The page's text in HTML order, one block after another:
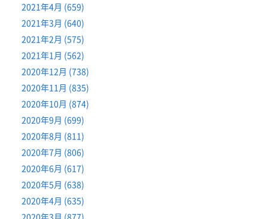
2021年4月 (659)
2021年3月 (640)
2021年2月 (575)
2021年1月 (562)
2020年12月 (738)
2020年11月 (835)
2020年10月 (874)
2020年9月 (699)
2020年8月 (811)
2020年7月 (806)
2020年6月 (617)
2020年5月 (638)
2020年4月 (635)
2020年3月 (877)